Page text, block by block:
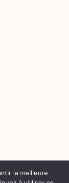
la meilleure